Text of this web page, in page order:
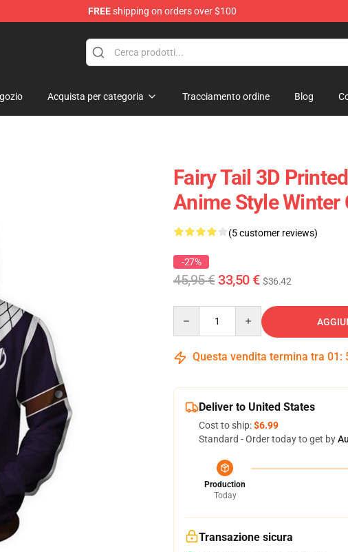
FREEshipping on orders over $100
Acquista per categoria Tracciamento ordine Blog
Fairy Tail 3D
Anime Style Winter
(5 customer reviews)
-27%
45,95 €33,50 € $36.42
Questa vendita termina tra 01 :
Deliver to United States
Cost to ship:$6.99
Standard - Order today to get by
Production
Today
Transazione sicura